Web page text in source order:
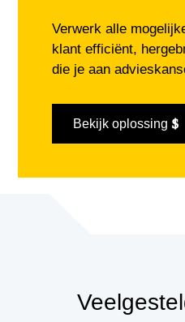
Verwerk alle
klant efficiënt,
die je aan
Bekijk oplossing